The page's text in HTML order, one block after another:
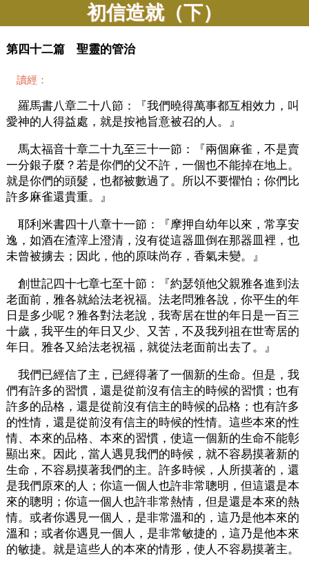
初信造就（下）
第四十二篇 聖靈的管治
讀經：
羅馬書八章二十八節：『我們曉得萬事都互相效力，叫
愛神的人得益處，就是按祂旨意被召的人。』
馬太福音十章二十九至三十一節：『兩個麻雀，不是賣
一分銀子麼？若是你們的父不許，一個也不能掉在地上。
就是你們的頭髮，也都被數過了。所以不要懼怕；你們比
許多麻雀還貴重。』
耶利米書四十八章十一節：『摩押自幼年以來，常享安
逸，如酒在渣滓上澄清，沒有從這器皿倒在那器皿裡，也
未曾被擄去；因此，他的原味尚存，香氣未變。』
創世記四十七章七至十節：『約瑟領他父親雅各進到法
老面前，雅各就給法老祝福。法老問雅各說，你平生的年
日是多少呢？雅各對法老說，我寄居在世的年日是一百三
十歲，我平生的年日又少、又苦，不及我列祖在世寄居的
年日。雅各又給法老祝福，就從法老面前出去了。』
我們已經信了主，已經得著了一個新的生命。但是，我
們有許多的習慣，還是從前沒有信主的時候的習慣；也有
許多的品格，還是從前沒有信主的時候的品格；也有許多
的性情，還是從前沒有信主的時候的性情。這些本來的性
情、本來的品格、本來的習慣，使這一個新的生命不能彰
顯出來。因此，當人遇見我們的時候，就不容易摸著新的
生命，不容易摸著我們的主。許多時候，人所摸著的，還
是我們原來的人；你這一個人也許非常聰明，但這還是本
來的聰明；你這一個人也許非常熱情，但是還是本來的熱
情。或者你遇見一個人，是非常溫和的，這乃是他本來的
溫和；或者你遇見一個人，是非常敏捷的，這乃是他本來
的敏捷。就是這些人的本來的情形，使人不容易摸著主。